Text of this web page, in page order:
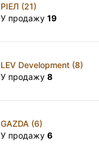
РІЕЛ (21)
У продажу19
LEV Development (8)
У продажу8
GAZDA (6)
У продажу6